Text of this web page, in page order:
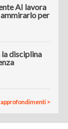
AI lavora
ammirarlo per
disciplina
>